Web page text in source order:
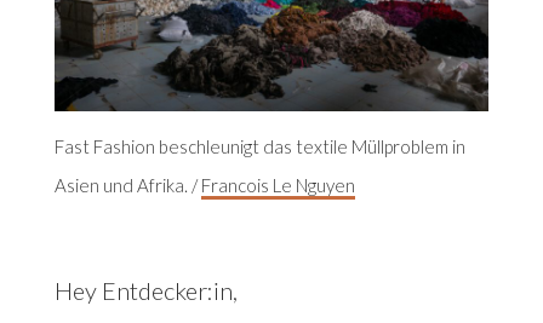
Fast Fashion beschleunigt das textile Müllproblem in
Asien und Afrika. /Francois Le Nguyen
Hey Entdecker:in,